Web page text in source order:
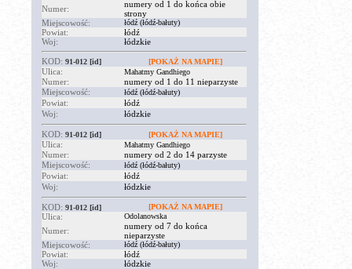
Numer:
numery od 1 do końca obie
strony
Miejscowość:
łódź (łódź-bałuty)
Powiat:
łódź
Woj:
łódzkie
KOD: 91-012 [id] [POKAŻ NA MAPIE]
Ulica: Mahatmy Gandhiego
Numer:
numery od 1 do 11 nieparzyste
Miejscowość:
łódź (łódź-bałuty)
Powiat:
łódź
Woj:
łódzkie
KOD: 91-012 [id] [POKAŻ NA MAPIE]
Ulica: Mahatmy Gandhiego
Numer:
numery od 2 do 14 parzyste
Miejscowość:
łódź (łódź-bałuty)
Powiat:
łódź
Woj:
łódzkie
KOD: 91-012 [id] [POKAŻ NA MAPIE]
Ulica: Odolanowska
Numer:
numery od 7 do końca
nieparzyste
Miejscowość:
łódź (łódź-bałuty)
Powiat:
łódź
Woj:
łódzkie